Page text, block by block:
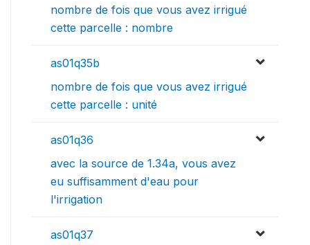
nombre de fois que vous avez irrigué
cette parcelle : nombre
as01q35b
nombre de fois que vous avez irrigué
cette parcelle : unité
as01q36
avec la source de 1.34a, vous avez
eu suffisamment d'eau pour
l'irrigation
as01q37